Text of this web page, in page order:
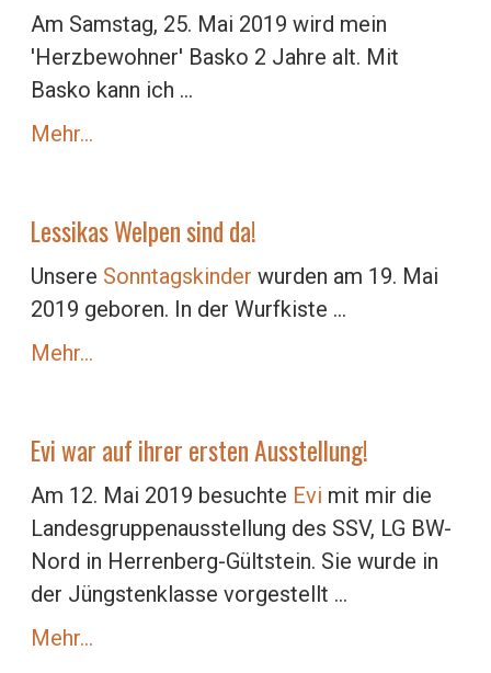
Am Samstag, 25. Mai 2019 wird mein
'Herzbewohner' Basko 2 Jahre alt. Mit
Basko kann ich ...
Mehr…
Lessikas Welpen sind da!
Unsere Sonntagskinder wurden am 19. Mai
2019 geboren. In der Wurfkiste ...
Mehr…
Evi war auf ihrer ersten Ausstellung!
Am 12. Mai 2019 besuchte Evi mit mir die
Landesgruppenausstellung des SSV, LG BW-
Nord in Herrenberg-Gültstein. Sie wurde in
der Jüngstenklasse vorgestellt ...
Mehr…